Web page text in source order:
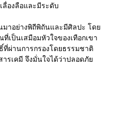
องลือและมีระดับ
มาอย่างพิถีพิถันและมีศิลปะ โดย
เป็นเสมือมหัวใจของเทือกเขา
ที่ผ่านการกรองโดยธรรมชาติ
รเคมี จึงมั่นใจได้ว่าปลอดภัย